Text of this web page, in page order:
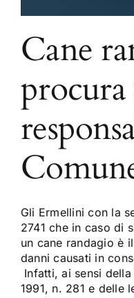
Cane
Gli Ermellini con la
2741 che in caso di
un cane randagio è
danni causati in
Infatti, ai sensi
1991, n. 281 e delle